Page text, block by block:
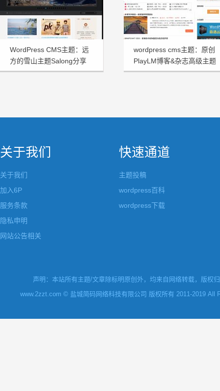
WordPress CMS主题：远
方的雪山主题Salong分享
wordpress cms主题：原创
PlayLM博客&杂志高级主题
关于我们
关于我们
加入6P
服务条款
隐私申明
网站公告相关
快速通道
主题投稿
wordpress百科
wordpress下载
声明：本站所有主题/文章除标明原创外，均来自网络转载，版权
www.2zzt.com © 盐城简码网络科技有限公司 版权所有 2011-2019